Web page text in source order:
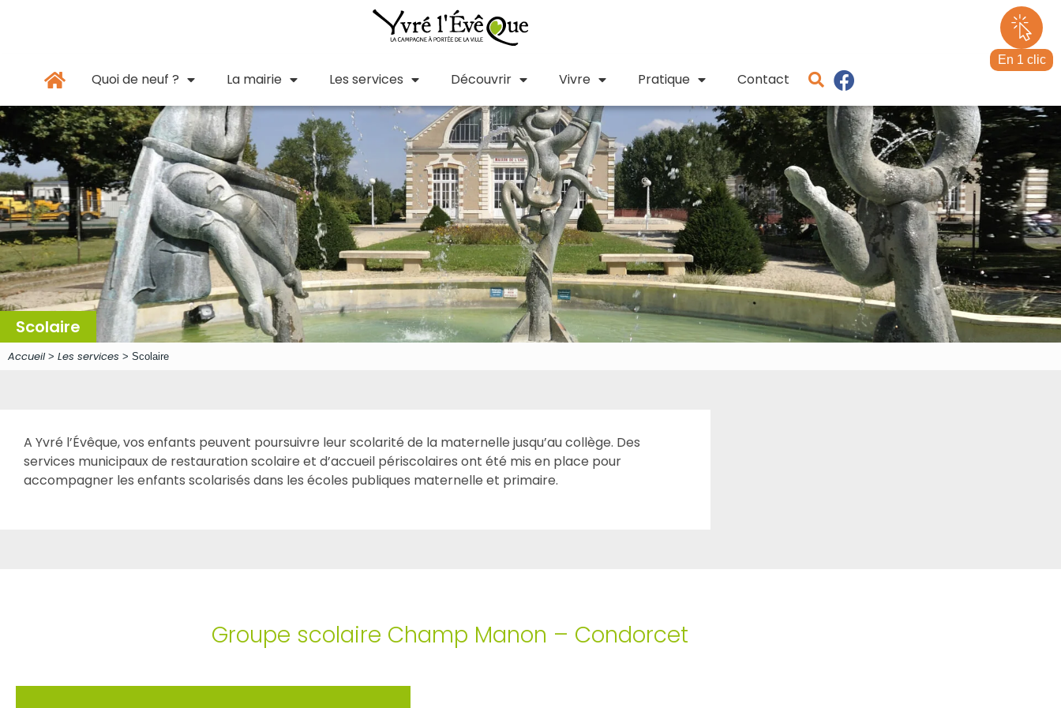
En 1 clic
Quoi de neuf ? La mairie Les services Découvrir Vivre Pratique Contact
Scolaire
Accueil> Les services > Scolaire
A Yvré l’Évêque, vos enfants peuvent poursuivre leur scolarité de la maternelle jusqu’au collège. Des
services municipaux de restauration scolaire et d’accueil périscolaires ont été mis en place pour
accompagner les enfants scolarisés dans les écoles publiques maternelle et primaire.
Groupe scolaire Champ Manon – Condorcet